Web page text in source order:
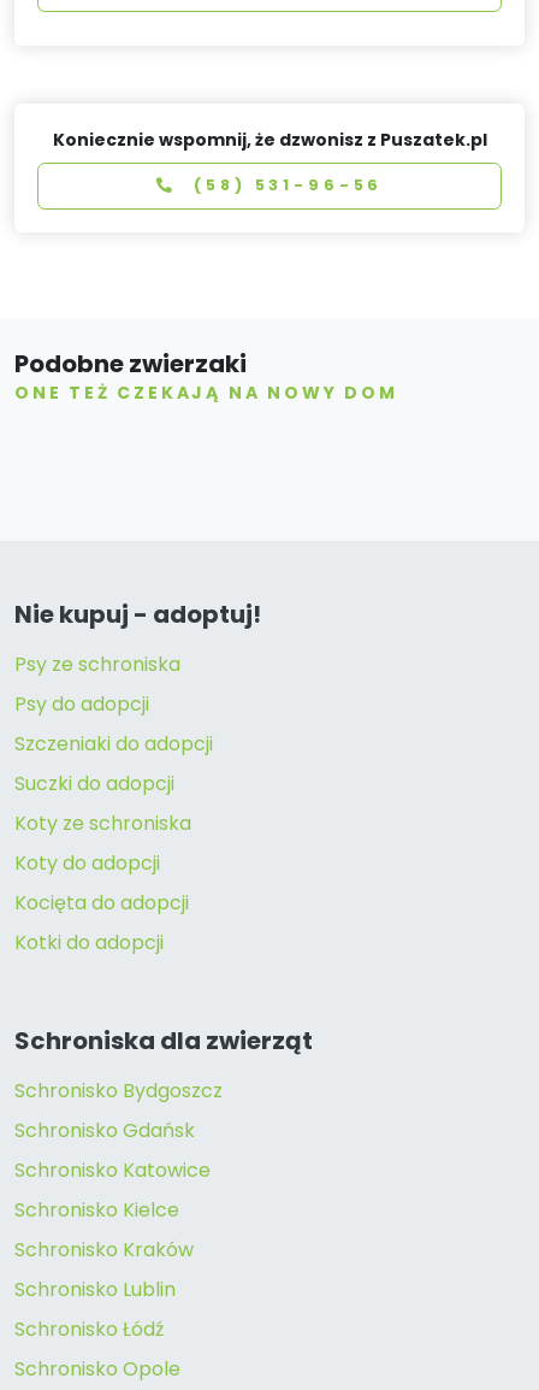
Koniecznie wspomnij, że dzwonisz z Puszatek.pl
(58) 531-96-56
Podobne zwierzaki
ONE TEŻ CZEKAJĄ NA NOWY DOM
Nie kupuj - adoptuj!
Psy ze schroniska
Psy do adopcji
Szczeniaki do adopcji
Suczki do adopcji
Koty ze schroniska
Koty do adopcji
Kocięta do adopcji
Kotki do adopcji
Schroniska dla zwierząt
Schronisko Bydgoszcz
Schronisko Gdańsk
Schronisko Katowice
Schronisko Kielce
Schronisko Kraków
Schronisko Lublin
Schronisko Łódź
Schronisko Opole